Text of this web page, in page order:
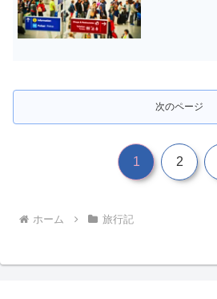
次のページ
1 2
ホーム 旅行記